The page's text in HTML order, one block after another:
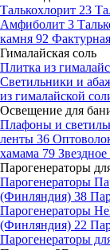
Талькохлорит 23
Амфиболит 3
камня 92 Фактурная
Гималайская соль
Плитка из
Светильники и
из гималайской
Освещение для
Плафоны и
ленты 36
хамама 79
Парогенераторы
Парогенераторы
(Финляндия) 38
Парогенераторы
(Финляндия) 22
Парогенераторы